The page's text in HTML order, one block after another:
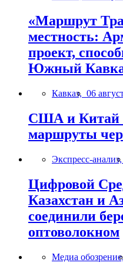
«Маршрут
местность:
проект,
Южный
Кавказ, 06
США и Китай
маршруты
Экспресс-анализ,
Цифровой
Казахстан и
соединили
оптоволокном
Медиа